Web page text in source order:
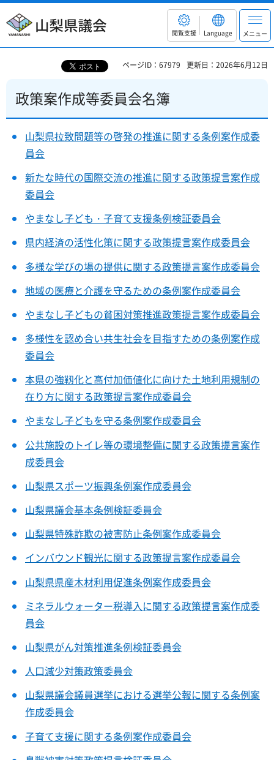
山梨県議会
閲覧支援 Language メニュー
ページID：67979 更新日：2026年6月12日
政策案作成等委員会名簿
山梨県拉致問題等の啓発の推進に関する条例案作成委
員会
新たな時代の国際交流の推進に関する政策提言案作成
委員会
やまなし子ども・子育て支援条例検証委員会
県内経済の活性化策に関する政策提言案作成委員会
多様な学びの場の提供に関する政策提言案作成委員会
地域の医療と介護を守るための条例案作成委員会
やまなし子どもの貧困対策推進政策提言案作成委員会
多様性を認め合い共生社会を目指すための条例案作成
委員会
本県の強靱化と高付加価値化に向けた土地利用規制の
在り方に関する政策提言案作成委員会
やまなし子どもを守る条例案作成委員会
公共施設のトイレ等の環境整備に関する政策提言案作
成委員会
山梨県スポーツ振興条例案作成委員会
山梨県議会基本条例検証委員会
山梨県特殊詐欺の被害防止条例案作成委員会
インバウンド観光に関する政策提言案作成委員会
山梨県県産木材利用促進条例案作成委員会
ミネラルウォーター税導入に関する政策提言案作成委
員会
山梨県がん対策推進条例検証委員会
人口減少対策政策委員会
山梨県議会議員選挙における選挙公報に関する条例案
作成委員会
子育て支援に関する条例案作成委員会